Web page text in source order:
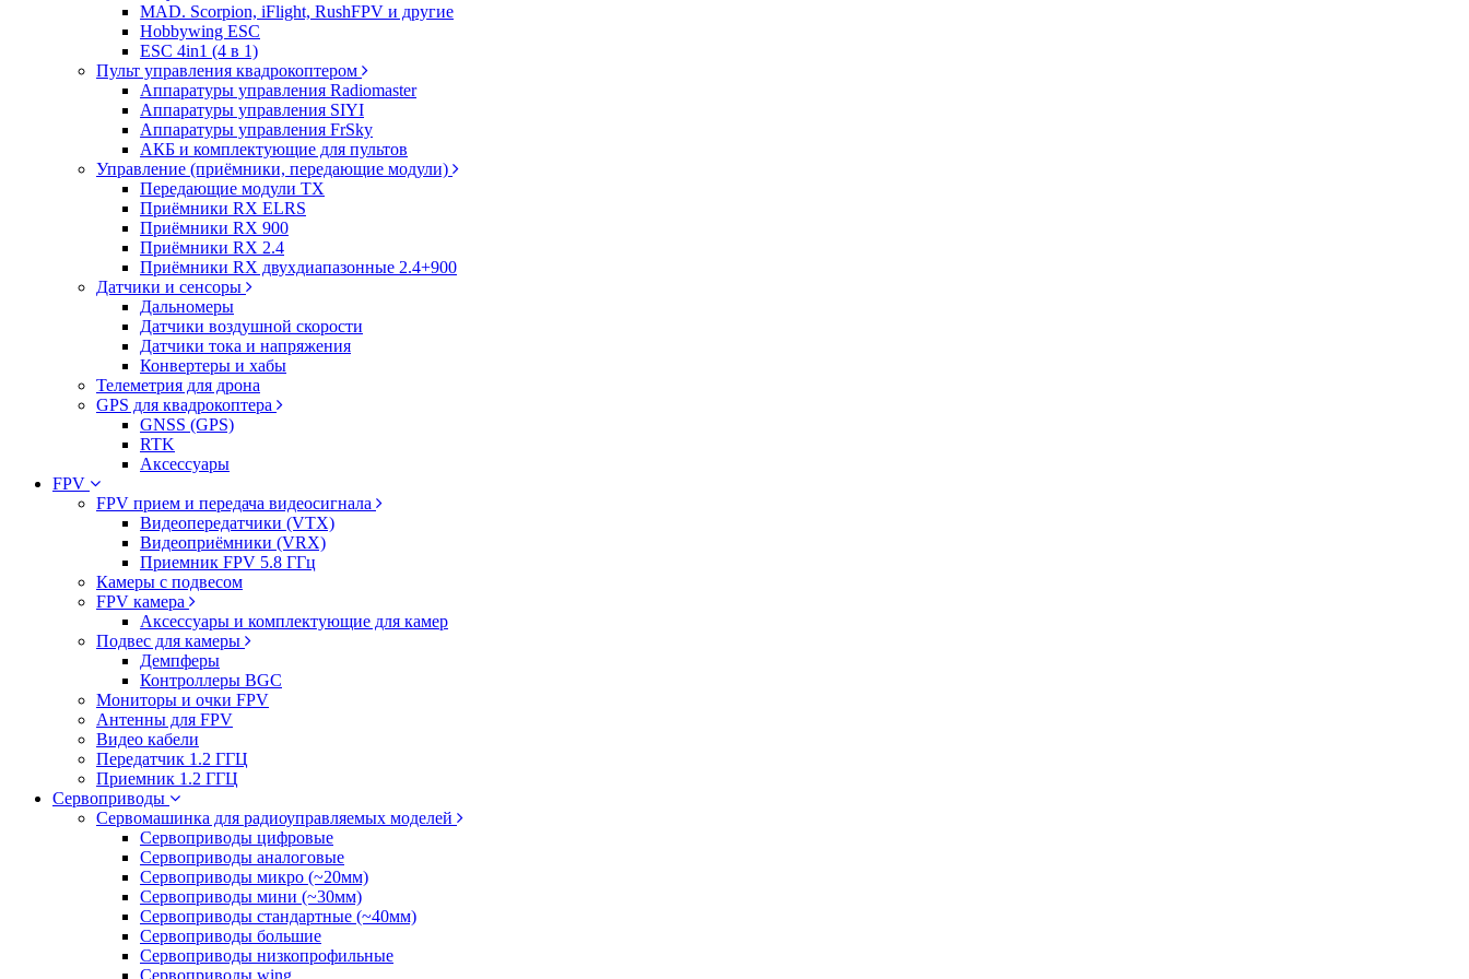
MAD. Scorpion, iFlight, RushFPV и другие
Hobbywing ESC
ESC 4in1 (4 в 1)
Пульт управления квадрокоптером
Аппаратуры управления Radiomaster
Аппаратуры управления SIYI
Аппаратуры управления FrSky
АКБ и комплектующие для пультов
Управление (приёмники, передающие модули)
Передающие модули TX
Приёмники RX ELRS
Приёмники RX 900
Приёмники RX 2.4
Приёмники RX двухдиапазонные 2.4+900
Датчики и сенсоры
Дальномеры
Датчики воздушной скорости
Датчики тока и напряжения
Конвертеры и хабы
Телеметрия для дрона
GPS для квадрокоптера
GNSS (GPS)
RTK
Аксессуары
FPV
FPV прием и передача видеосигнала
Видеопередатчики (VTX)
Видеоприёмники (VRX)
Приемник FPV 5.8 ГГц
Камеры с подвесом
FPV камера
Аксессуары и комплектующие для камер
Подвес для камеры
Демпферы
Контроллеры BGC
Мониторы и очки FPV
Антенны для FPV
Видео кабели
Передатчик 1.2 ГГЦ
Приемник 1.2 ГГЦ
Сервоприводы
Сервомашинка для радиоуправляемых моделей
Сервоприводы цифровые
Сервоприводы аналоговые
Сервоприводы микро (~20мм)
Сервоприводы мини (~30мм)
Сервоприводы стандартные (~40мм)
Сервоприводы большие
Сервоприводы низкопрофильные
Сервоприводы wing